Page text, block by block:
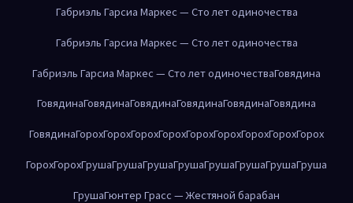
Габриэль Гарсиа Маркес — Сто лет одиночества
Габриэль Гарсиа Маркес — Сто лет одиночества
Габриэль Гарсиа Маркес — Сто лет одиночестваГовядина
ГовядинаГовядинаГовядинаГовядинаГовядинаГовядина
ГовядинаГорохГорохГорохГорохГорохГорохГорохГорохГорох
ГорохГорохГрушаГрушаГрушаГрушаГрушаГрушаГрушаГруша
ГрушаГюнтер Грасс — Жестяной барабан